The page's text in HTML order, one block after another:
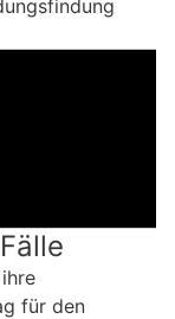
für den